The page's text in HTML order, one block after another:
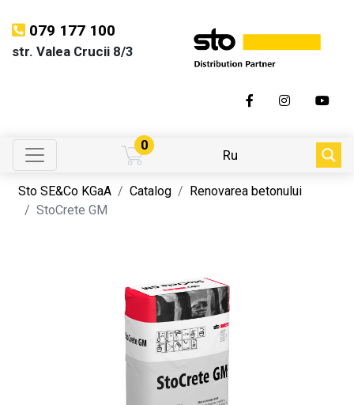
079 177 100
str. Valea Crucii 8/3
0
Ru
Sto SE&Co KGaA Catalog
Renovarea betonului
StoCrete GM